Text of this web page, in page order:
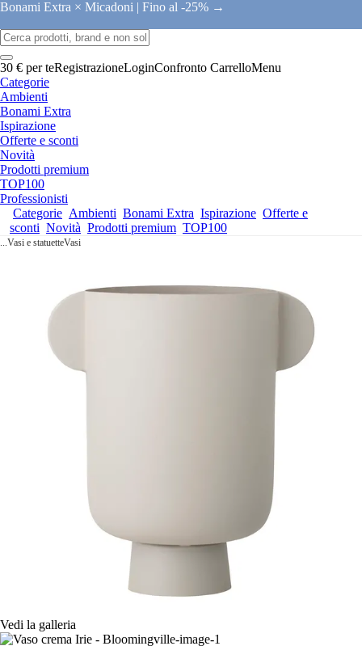
Bonami Extra × Micadoni | Fino al -25% →
30 € per teRegistrazioneLoginConfronto CarrelloMenu
Categorie
Ambienti
Bonami Extra
Ispirazione
Offerte e sconti
Novità
Prodotti premium
TOP100
Professionisti
Categorie Ambienti Bonami Extra Ispirazione Offerte e
sconti Novità Prodotti premium TOP100
...Vasi e statuetteVasi
Vedi la galleria